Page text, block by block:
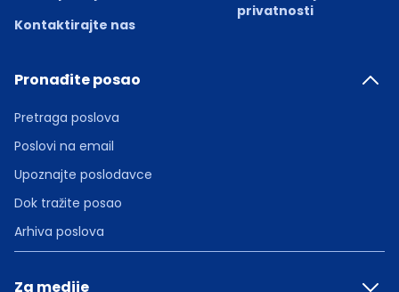
Kontaktirajte nas
privatnosti
Pronađite posao
Pretraga poslova
Poslovi na email
Upoznajte poslodavce
Dok tražite posao
Arhiva poslova
Za medije